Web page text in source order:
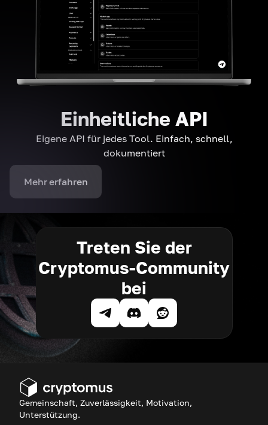
Einheitliche API
Eigene API für jedes Tool. Einfach, schnell,
dokumentiert
Mehr erfahren
Treten Sie der
Cryptomus-Community
bei
Gemeinschaft, Zuverlässigkeit, Motivation,
Unterstützung.